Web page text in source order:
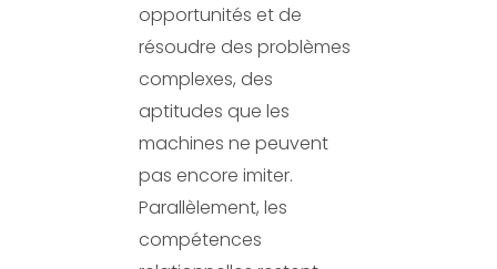
opportunités et de
résoudre des problèmes
complexes, des
aptitudes que les
machines ne peuvent
pas encore imiter.
Parallèlement, les
compétences